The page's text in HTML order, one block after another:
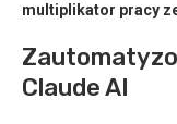
multiplikator pracy
Claude AI